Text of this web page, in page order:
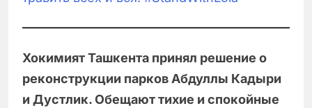
Хокимият Ташкента принял решение о
реконструкции парков Абдуллы Кадыри
и Дустлик. Обещают тихие и спокойные